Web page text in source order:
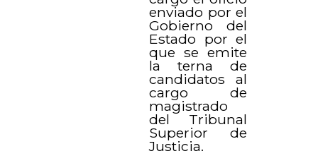
enviado por el
Gobierno del
Estado por el
que se emite
la terna de
candidatos al
cargo de
magistrado
del Tribunal
Superior de
Justicia.